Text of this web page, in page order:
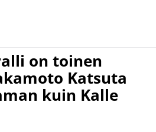
on toinen
Katsuta
kuin Kalle